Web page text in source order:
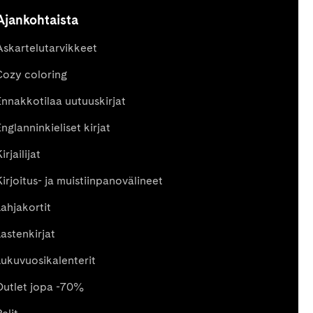
coloring
uutuuskirjat
kirjat
ja muistiinpanovälineet
jopa -70%